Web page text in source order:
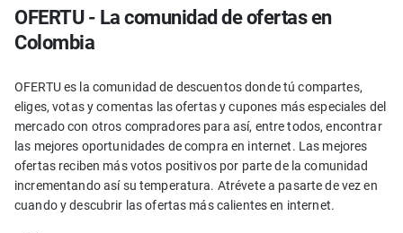
OFERTU - La comunidad de ofertas en
Colombia
OFERTU es la comunidad de descuentos donde tú compartes,
eliges, votas y comentas las ofertas y cupones más especiales del
mercado con otros compradores para así, entre todos, encontrar
las mejores oportunidades de compra en internet. Las mejores
ofertas reciben más votos positivos por parte de la comunidad
incrementando así su temperatura. Atrévete a pasarte de vez en
cuando y descubrir las ofertas más calientes en internet.